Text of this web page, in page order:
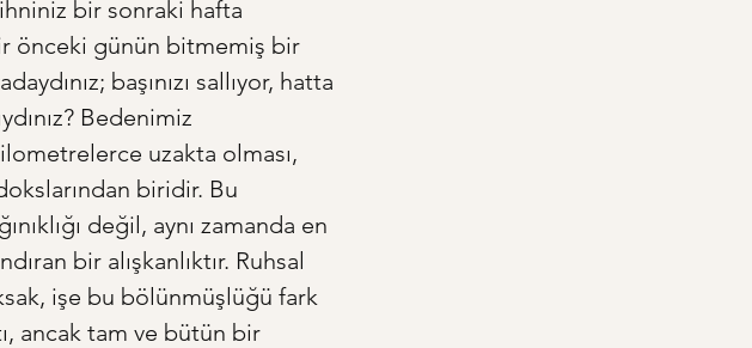
bir sonraki hafta
önceki günün bitmemiş bir
başınızı sallıyor, hatta
Bedenimiz
uzakta olması,
biridir. Bu
değil, aynı zamanda en
bir alışkanlıktır. Ruhsal
işe bu bölünmüşlüğü fark
ancak tam ve bütün bir